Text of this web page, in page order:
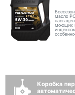
масло
моющих
Коробка